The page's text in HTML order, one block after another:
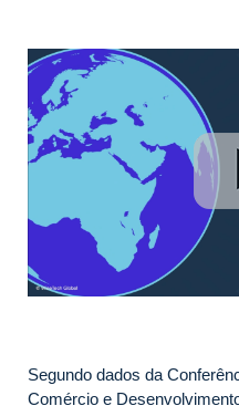
Segundo dados da
Comércio e